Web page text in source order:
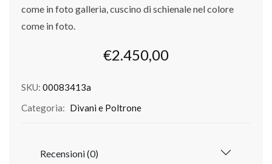
come in foto galleria, cuscino di schienale nel colore
come in foto.
€2.450,00
SKU: 00083413a
Categoria: Divani e Poltrone
Recensioni (0)